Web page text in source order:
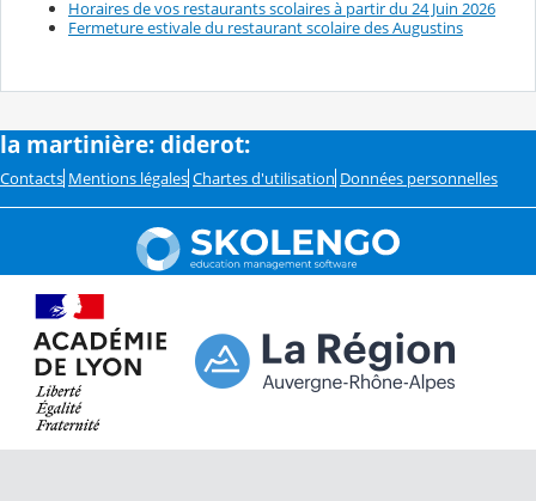
Horaires de vos restaurants scolaires à partir du 24 Juin 2026
Fermeture estivale du restaurant scolaire des Augustins
la martinière: diderot:
Contacts Mentions légales Chartes d'utilisation Données personnelles